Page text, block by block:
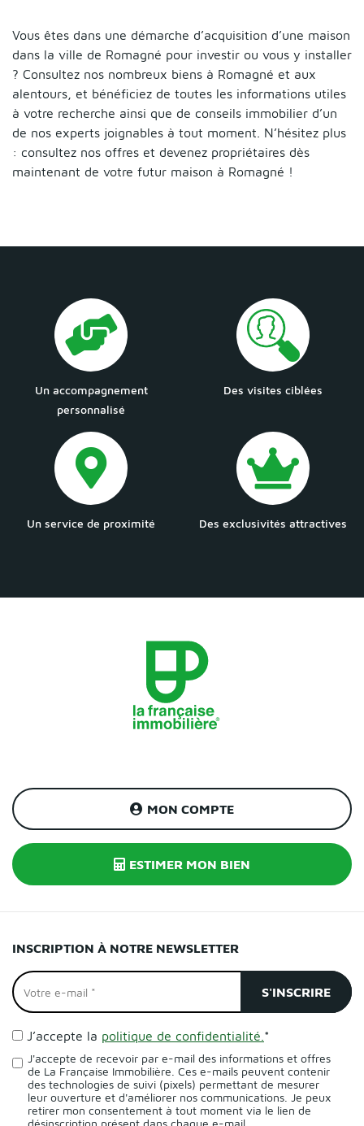
Vous êtes dans une démarche d’acquisition d’une maison
dans la ville de Romagné pour investir ou vous y installer
? Consultez nos nombreux biens à Romagné et aux
alentours, et bénéficiez de toutes les informations utiles
à votre recherche ainsi que de conseils immobilier d’un
de nos experts joignables à tout moment. N’hésitez plus
: consultez nos offres et devenez propriétaires dès
maintenant de votre futur maison à Romagné !
Un accompagnement
personnalisé
Des visites ciblées
Un service de proximité Des exclusivités attractives
MON COMPTE
ESTIMER MON BIEN
INSCRIPTION À NOTRE NEWSLETTER
J’accepte la politique de confidentialité. *
J'accepte de recevoir par e-mail des informations et offres
de La Française Immobilière. Ces e-mails peuvent contenir
des technologies de suivi (pixels) permettant de mesurer
leur ouverture et d'améliorer nos communications. Je peux
retirer mon consentement à tout moment via le lien de